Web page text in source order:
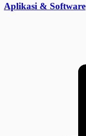
Aplikasi & Software